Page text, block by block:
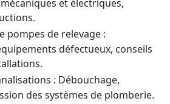
et électriques,
pompes de relevage :
défectueux, conseils
: Débouchage,
des systèmes de plomberie.